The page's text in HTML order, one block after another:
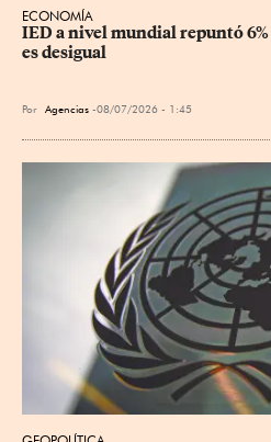
ECONOMÍA
IED a nivel mundial repuntó
es desigual
Por Agencias 08/07/2026 - 1:45